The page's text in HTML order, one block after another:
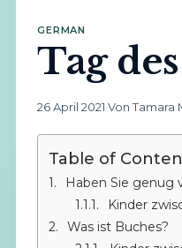
GERMAN
Tag
26 April 2021·Von Tamara
Table of
Haben Sie genug von Geschichten über Prinzen und Prinzessinnen? Sind Sie auf der Suche nach Büchern, die Werte
Kinder
Was ist Buches?